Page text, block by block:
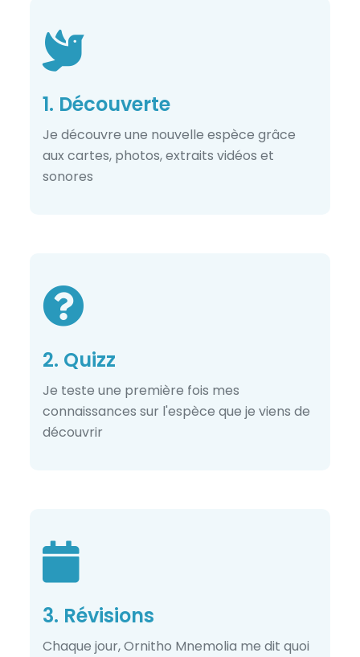
1. Découverte
Je découvre une nouvelle espèce grâce
aux cartes, photos, extraits vidéos et
sonores
2. Quizz
Je teste une première fois mes
connaissances sur l'espèce que je viens de
découvrir
3. Révisions
Chaque jour, Ornitho Mnemolia me dit quoi